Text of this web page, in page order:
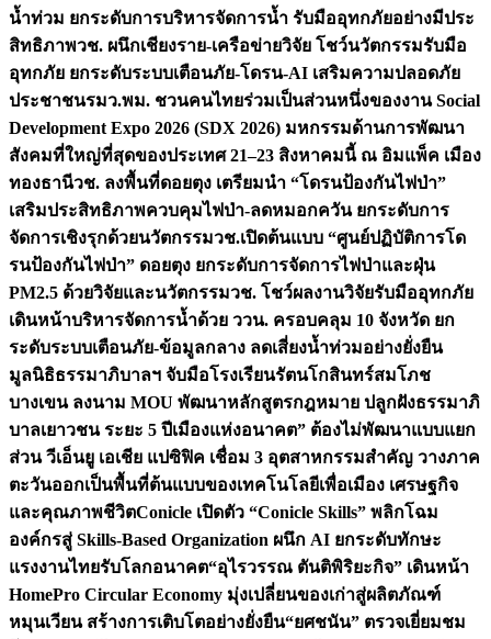
น้ำท่วม ยกระดับการบริหารจัดการน้ำ รับมืออุทกภัยอย่างมีประ
สิทธิภาพวช. ผนึกเชียงราย-เครือข่ายวิจัย โชว์นวัตกรรมรับมือ
อุทกภัย ยกระดับระบบเตือนภัย-โดรน-AI เสริมความปลอดภัย
ประชาชนรมว.พม. ชวนคนไทยร่วมเป็นส่วนหนึ่งของงาน Social
Development Expo 2026 (SDX 2026) มหกรรมด้านการพัฒนา
สังคมที่ใหญ่ที่สุดของประเทศ 21–23 สิงหาคมนี้ ณ อิมแพ็ค เมือง
ทองธานีวช. ลงพื้นที่ดอยตุง เตรียมนำ “โดรนป้องกันไฟป่า”
เสริมประสิทธิภาพควบคุมไฟป่า-ลดหมอกควัน ยกระดับการ
จัดการเชิงรุกด้วยนวัตกรรมวช.เปิดต้นแบบ “ศูนย์ปฏิบัติการโด
รนป้องกันไฟป่า” ดอยตุง ยกระดับการจัดการไฟป่าและฝุ่น
PM2.5 ด้วยวิจัยและนวัตกรรมวช. โชว์ผลงานวิจัยรับมืออุทกภัย
เดินหน้าบริหารจัดการน้ำด้วย ววน. ครอบคลุม 10 จังหวัด ยก
ระดับระบบเตือนภัย-ข้อมูลกลาง ลดเสี่ยงน้ำท่วมอย่างยั่งยืน
มูลนิธิธรรมาภิบาลฯ จับมือโรงเรียนรัตนโกสินทร์สมโภช
บางเขน ลงนาม MOU พัฒนาหลักสูตรกฎหมาย ปลูกฝังธรรมาภิ
บาลเยาวชน ระยะ 5 ปีเมืองแห่งอนาคต” ต้องไม่พัฒนาแบบแยก
ส่วน วีเอ็นยู เอเชีย แปซิฟิค เชื่อม 3 อุตสาหกรรมสำคัญ วางภาค
ตะวันออกเป็นพื้นที่ต้นแบบของเทคโนโลยีเพื่อเมือง เศรษฐกิจ
และคุณภาพชีวิตConicle เปิดตัว “Conicle Skills” พลิกโฉม
องค์กรสู่ Skills-Based Organization ผนึก AI ยกระดับทักษะ
แรงงานไทยรับโลกอนาคต“อุไรวรรณ ตันติพิริยะกิจ” เดินหน้า
HomePro Circular Economy มุ่งเปลี่ยนของเก่าสู่ผลิตภัณฑ์
หมุนเวียน สร้างการเติบโตอย่างยั่งยืน“ยศชนัน” ตรวจเยี่ยมชม